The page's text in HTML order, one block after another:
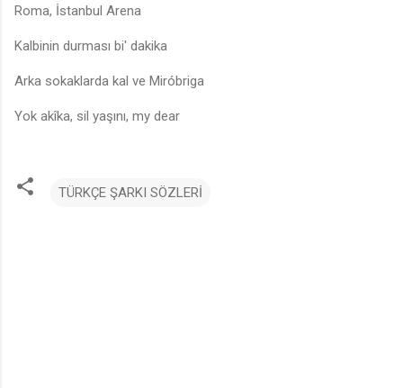
Roma, İstanbul Arena
Kalbinin durması bi' dakika
Arka sokaklarda kal ve Miróbriga
Yok akîka, sil yaşını, my dear
TÜRKÇE ŞARKI SÖZLERİ